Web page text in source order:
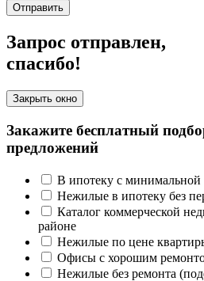
Отправить
Запрос отправлен,
спасибо!
Закрыть окно
Закажите бесплатный
предложений
В ипотеку с минимальной
Нежилые в ипотеку без
Каталог коммерческой
районе
Нежилые по цене
Офисы с хорошим
Нежилые без ремонта